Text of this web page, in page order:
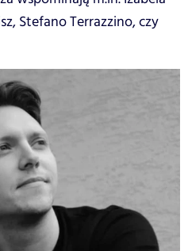
Stefano Terrazzino, czy